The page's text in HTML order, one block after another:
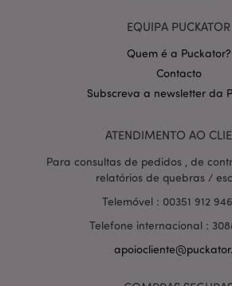
EQUIPA PUCKATOR
Quem é a Puckator?
Contacto
Subscreva a newsletter da
ATENDIMENTO AO
Para consultas de pedidos , de
relatórios de quebras /
Telemóvel : 00351 912
Telefone internacional :